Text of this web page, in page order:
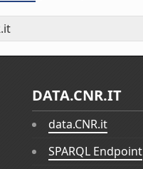
DATA.CNR.IT
data.CNR.it
SPARQL Endpoint